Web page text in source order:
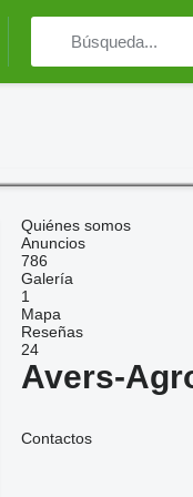
Quiénes somos
Anuncios
786
Galería
1
Mapa
Reseñas
24
Avers-
Contactos